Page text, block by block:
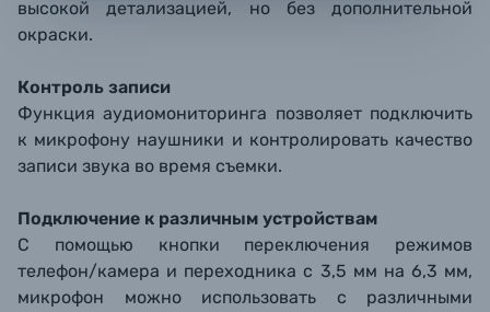
высокой детализацией, но без дополнительной
окраски.
Контроль записи
Функция аудиомониторинга позволяет подключить
к микрофону наушники и контролировать качество
записи звука во время съемки.
Подключение к различным устройствам
С помощью кнопки переключения режимов
телефон/камера и переходника с 3,5 мм на 6,3 мм,
микрофон можно использовать с различными